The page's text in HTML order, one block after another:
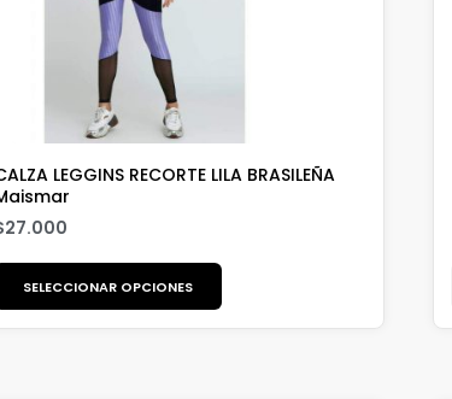
LEGGINS RECORTE LILA BRASILEÑA
27.000
SELECCIONAR OPCIONES